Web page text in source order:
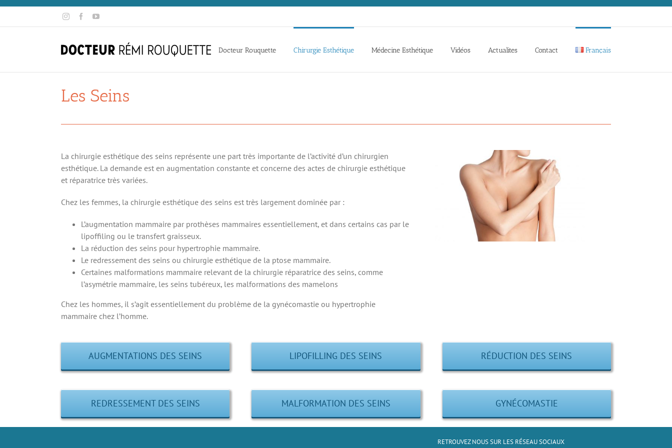
Instagram
FacebookYouTube
Docteur Rouquette Chirurgie Esthétique Médecine Esthétique Vidéos Actualites Contact Français
Les Seins
La chirurgie esthétique des seins représente une part très importante de l’activité d’un chirurgien
esthétique. La demande est en augmentation constante et concerne des actes de chirurgie esthétique
et réparatrice très variées.
Chez les femmes, la chirurgie esthétique des seins est très largement dominée par :
L’augmentation mammaire par prothèses mammaires essentiellement, et dans certains cas par le
lipoffiling ou le transfert graisseux.
La réduction des seins pour hypertrophie mammaire.
Le redressement des seins ou chirurgie esthétique de la ptose mammaire.
Certaines malformations mammaire relevant de la chirurgie réparatrice des seins, comme
l’asymétrie mammaire, les seins tubéreux, les malformations des mamelons
Chez les hommes, il s’agit essentiellement du problème de la gynécomastie ou hypertrophie
mammaire chez l’homme.
AUGMENTATIONS DES SEINS LIPOFILLING DES SEINS RÉDUCTION DES SEINS
REDRESSEMENT DES SEINS MALFORMATION DES SEINS GYNÉCOMASTIE
RETROUVEZ NOUS SUR LES RÉSEAU SOCIAUX